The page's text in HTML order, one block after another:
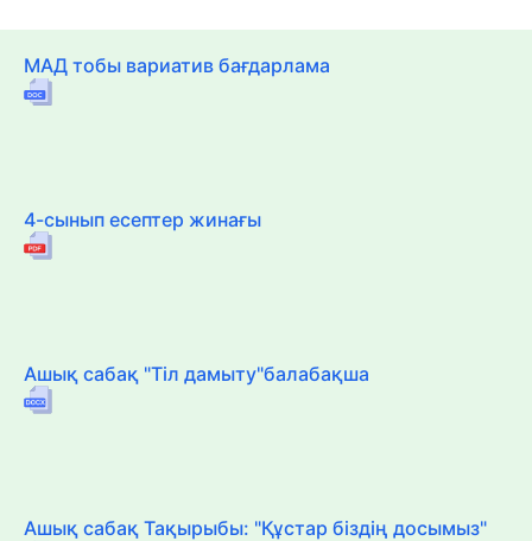
МАД тобы вариатив бағдарлама
4-сынып есептер жинағы
Ашық сабақ "Тіл дамыту"балабақша
Ашық сабақ Тақырыбы: "Құстар біздің досымыз"